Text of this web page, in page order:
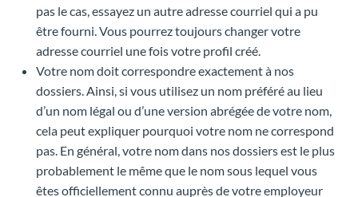
pas le cas, essayez un autre adresse courriel qui a pu
être fourni. Vous pourrez toujours changer votre
adresse courriel une fois votre profil créé.
Votre nom doit correspondre exactement à nos
dossiers. Ainsi, si vous utilisez un nom préféré au lieu
d’un nom légal ou d’une version abrégée de votre nom,
cela peut expliquer pourquoi votre nom ne correspond
pas. En général, votre nom dans nos dossiers est le plus
probablement le même que le nom sous lequel vous
êtes officiellement connu auprès de votre employeur